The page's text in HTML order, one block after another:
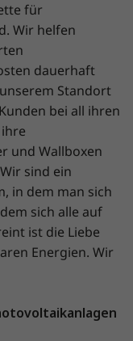
für
Wir helfen
dauerhaft
Standort
bei all ihren
und Wallboxen
sind ein
in dem man sich
sich alle auf
ist die Liebe
Energien. Wir